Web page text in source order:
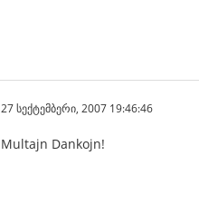
27 სექტემბერი, 2007 19:46:46
Multajn Dankojn!